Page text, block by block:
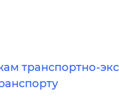
транспортно-